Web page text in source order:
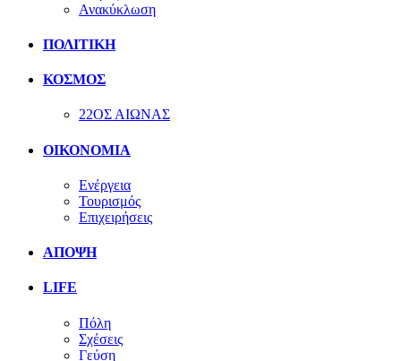
Ανακύκλωση
ΠΟΛΙΤΙΚΗ
ΚΟΣΜΟΣ
22ΟΣ ΑΙΩΝΑΣ
ΟΙΚΟΝΟΜΙΑ
Ενέργεια
Τουρισμός
Επιχειρήσεις
ΑΠΟΨΗ
LIFE
Πόλη
Σχέσεις
Γεύση